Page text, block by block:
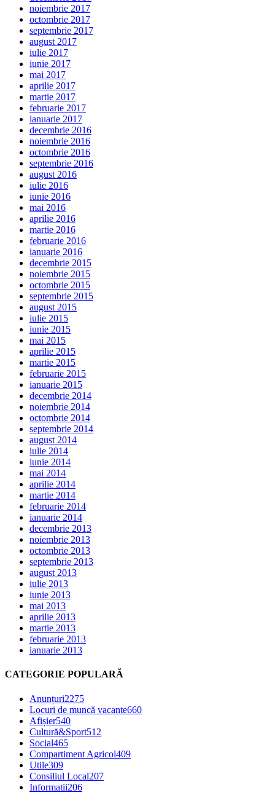
noiembrie 2017
octombrie 2017
septembrie 2017
august 2017
iulie 2017
iunie 2017
mai 2017
aprilie 2017
martie 2017
februarie 2017
ianuarie 2017
decembrie 2016
noiembrie 2016
octombrie 2016
septembrie 2016
august 2016
iulie 2016
iunie 2016
mai 2016
aprilie 2016
martie 2016
februarie 2016
ianuarie 2016
decembrie 2015
noiembrie 2015
octombrie 2015
septembrie 2015
august 2015
iulie 2015
iunie 2015
mai 2015
aprilie 2015
martie 2015
februarie 2015
ianuarie 2015
decembrie 2014
noiembrie 2014
octombrie 2014
septembrie 2014
august 2014
iulie 2014
iunie 2014
mai 2014
aprilie 2014
martie 2014
februarie 2014
ianuarie 2014
decembrie 2013
noiembrie 2013
octombrie 2013
septembrie 2013
august 2013
iulie 2013
iunie 2013
mai 2013
aprilie 2013
martie 2013
februarie 2013
ianuarie 2013
CATEGORIE POPULARĂ
Anunțuri2275
Locuri de muncă vacante660
Afișier540
Cultură&Sport512
Social465
Compartiment Agricol409
Utile309
Consiliul Local207
Informatii206